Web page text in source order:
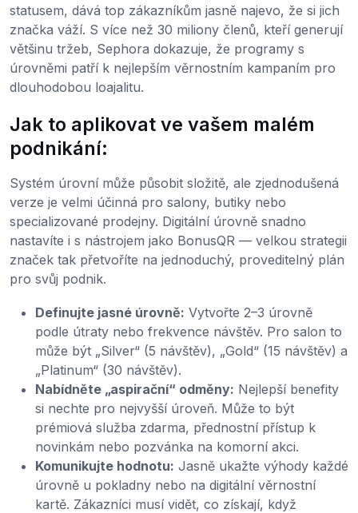
statusem, dává top zákazníkům jasně najevo, že si jich
značka váží. S více než 30 miliony členů, kteří generují
většinu tržeb, Sephora dokazuje, že programy s
úrovněmi patří k nejlepším věrnostním kampaním pro
dlouhodobou loajalitu.
Jak to aplikovat ve vašem malém
podnikání:
Systém úrovní může působit složitě, ale zjednodušená
verze je velmi účinná pro salony, butiky nebo
specializované prodejny. Digitální úrovně snadno
nastavíte i s nástrojem jako BonusQR — velkou strategii
značek tak přetvoříte na jednoduchý, proveditelný plán
pro svůj podnik.
Definujte jasné úrovně: Vytvořte 2–3 úrovně
podle útraty nebo frekvence návštěv. Pro salon to
může být „Silver“ (5 návštěv), „Gold“ (15 návštěv) a
„Platinum“ (30 návštěv).
Nabídněte „aspirační“ odměny: Nejlepší benefity
si nechte pro nejvyšší úroveň. Může to být
prémiová služba zdarma, přednostní přístup k
novinkám nebo pozvánka na komorní akci.
Komunikujte hodnotu: Jasně ukažte výhody každé
úrovně u pokladny nebo na digitální věrnostní
kartě. Zákazníci musí vidět, co získají, když